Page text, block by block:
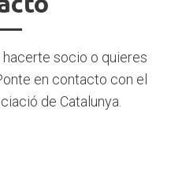
hacerte socio o quieres
en contacto con el
de Catalunya.